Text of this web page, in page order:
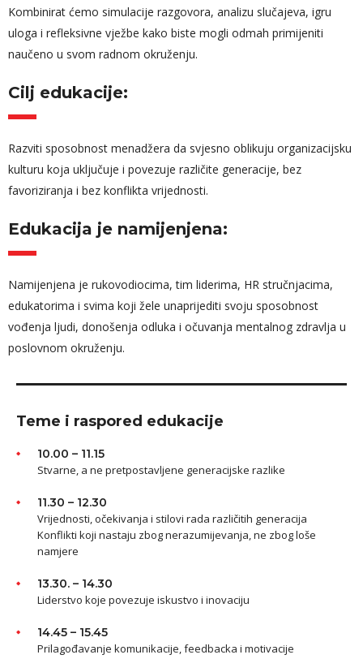
Kombinirat ćemo simulacije razgovora, analizu slučajeva, igru
uloga i refleksivne vježbe kako biste mogli odmah primijeniti
naučeno u svom radnom okruženju.
Cilj edukacije:
Razviti sposobnost menadžera da svjesno oblikuju organizacijsku
kulturu koja uključuje i povezuje različite generacije, bez
favoriziranja i bez konflikta vrijednosti.
Edukacija je namijenjena:
Namijenjena je rukovodiocima, tim liderima, HR stručnjacima,
edukatorima i svima koji žele unaprijediti svoju sposobnost
vođenja ljudi, donošenja odluka i očuvanja mentalnog zdravlja u
poslovnom okruženju.
Teme i raspored edukacije
10.00 – 11.15
Stvarne, a ne pretpostavljene generacijske razlike
11.30 – 12.30
Vrijednosti, očekivanja i stilovi rada različitih generacija
Konflikti koji nastaju zbog nerazumijevanja, ne zbog loše
namjere
13.30. – 14.30
Liderstvo koje povezuje iskustvo i inovaciju
14.45 – 15.45
Prilagođavanje komunikacije, feedbacka i motivacije